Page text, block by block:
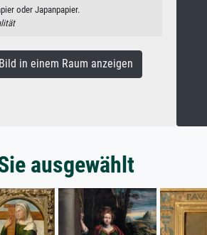
oder Japanpapier.
in einem Raum anzeigen
ausgewählt